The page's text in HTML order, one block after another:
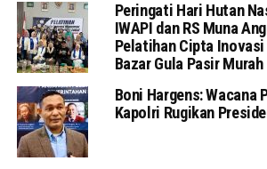
Peringati Hari Hutan
IWAPI dan RS Muna
Pelatihan Cipta Inovasi
Bazar Gula Pasir Murah
Boni Hargens: Wacana
Kapolri Rugikan